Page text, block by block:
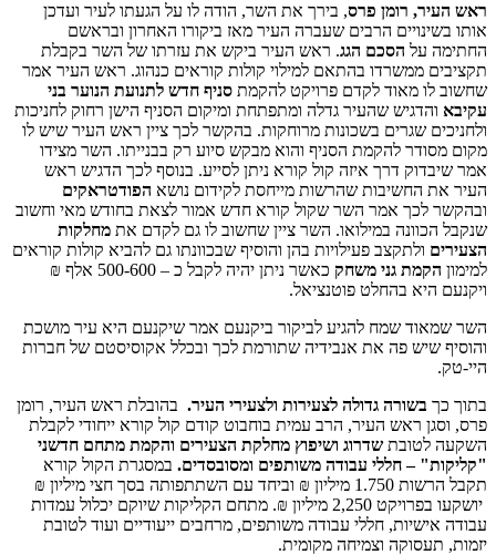
ראש העיר, רומן פרס, בירך את השר, הודה לו על הגעתו לעיר ועדכן
אותו בשינויים הרבים שעברה העיר מאז ביקורו האחרון ובראשם
החתימה על הסכם הגג. ראש העיר ביקש את עזרתו של השר בקבלת
תקציבים ממשרדו בהתאם למילוי קולות קוראים כנהוג. ראש העיר אמר
שחשוב לו מאוד לקדם פרויקט להקמת סניף חדש לתנועת הנוער בני
עקיבא והדגיש שהעיר גדלה ומתפתחת ומיקום הסניף הישן רחוק לחניכות
ולחניכים שגרים בשכונות מרוחקות. בהקשר לכך ציין ראש העיר שיש לו
מקום מסודר להקמת הסניף והוא מבקש סיוע רק בבנייתו. השר מצידו
אמר שיבדוק דרך איזה קול קורא ניתן לסייע. בנוסף לכך הדגיש ראש
העיר את החשיבות שהרשות מייחסת לקידום נושא הפודטראקים
ובהקשר לכך אמר השר שקול קורא חדש אמור לצאת בחודש מאי וחשוב
שנקבל הכוונה במילואו. השר ציין שחשוב לו גם לקדם את מחלקות
הצעירים ולתקצב פעילויות בהן והוסיף שבכוונתו גם להביא קולות קוראים
למימון הקמת גני משחק
כאשר ניתן יהיה לקבל כ – 500-600 אלף ₪
ויקנעם היא בהחלט פוטנציאל.
השר שמאוד שמח להגיע לביקור ביקנעם אמר שיקנעם היא עיר מושכת
והוסיף שיש פה את אנבידיה שתורמת לכך ובכלל אקוסיסטם של חברות
היי-טק.
בתוך כך בשורה גדולה לצעירות ולצעירי העיר. בהובלת ראש העיר, רומן
פרס, וסגן ראש העיר, הרב עמית בוחבוט קודם קול קורא ייחודי לקבלת
השקעה לטובת שדרוג ושיפוץ מחלקת הצעירים והקמת מתחם חדשני
"קליקות" – חללי עבודה משותפים ומסובסדים. במסגרת הקול קורא
תקבל הרשות 1.750 מיליון ₪ וביחד עם השתתפותה בסך חצי מיליון ₪
יושקעו בפרויקט 2,250 מיליון ₪. מתחם הקליקות שיוקם יכלול עמדות
עבודה אישיות, חללי עבודה משותפים, מרחבים ייעודיים ועוד לטובת
יזמות, תעסוקה וצמיחה מקומית.